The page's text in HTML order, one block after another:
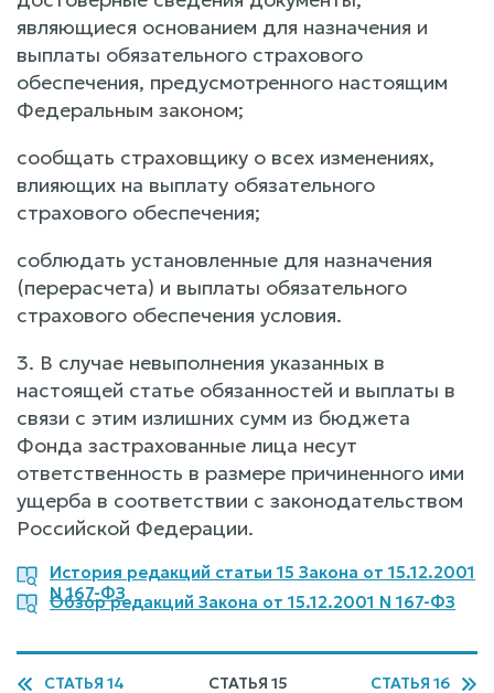
являющиеся основанием для назначения и
выплаты обязательного страхового
обеспечения, предусмотренного настоящим
Федеральным законом;
сообщать страховщику о всех изменениях,
влияющих на выплату обязательного
страхового обеспечения;
соблюдать установленные для назначения
(перерасчета) и выплаты обязательного
страхового обеспечения условия.
3. В случае невыполнения указанных в
настоящей статье обязанностей и выплаты в
связи с этим излишних сумм из бюджета
Фонда застрахованные лица несут
ответственность в размере причиненного ими
ущерба в соответствии с законодательством
Российской Федерации.
История редакций статьи 15 Закона от 15.12.2001
N 167-ФЗ
Обзор редакций Закона от 15.12.2001 N 167-ФЗ
СТАТЬЯ 14 СТАТЬЯ 15 СТАТЬЯ 16